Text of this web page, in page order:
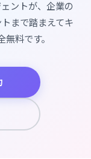
ントが、企業の
まで踏まえてキ
料です。